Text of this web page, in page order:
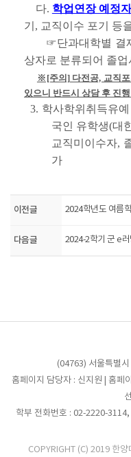
다. 학업연장 예정
기, 교직이수 포기 등
☞단과대학별 결재
상자로 분류되어 졸업
※[주의] 다전공, 교직
있으니 반드시 상담 후 진
3. 학사학위취득유
국인 유학생(대
교직미이수자,
가
이전글 2024학년도 여름
다음글 2024-2학기 군 e
(04763) 서울특별
홈페이지 담당자 : 신지원 | 홈페
학부 전화번호 : 02-2220-
COPYRIGHT (C) 2019 한